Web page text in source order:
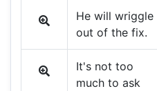
He will wriggle
out of the fix.
It's not too
much to ask